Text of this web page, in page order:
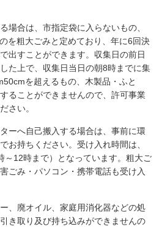
場合は、市指定袋に入らないもの、
を粗大ごみと定めており、年に6回決
出すことができます。収集日の前日
た上で、収集日当日の朝8時までに集
を超えるもの、木製品・ふと
ることができませんので、許可事業
さい。
ーへ自己搬入する場合は、事前に環
お持ちください。受け入れ時間は、
～12時まで）となっています。粗大ご
ごみ・パソコン・携帯電話も受け入
、廃オイル、家庭用消化器などの処
き取り及び持ち込みができませんの